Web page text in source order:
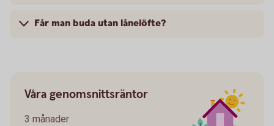
Får man buda utan lånelöfte?
Våra genomsnittsräntor
3 månader